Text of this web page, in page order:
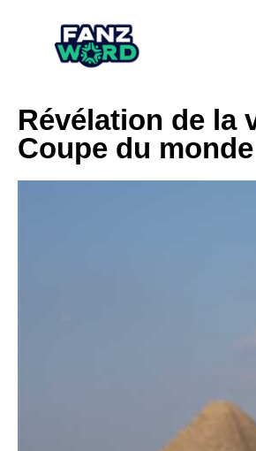
Révélation de la
Coupe du